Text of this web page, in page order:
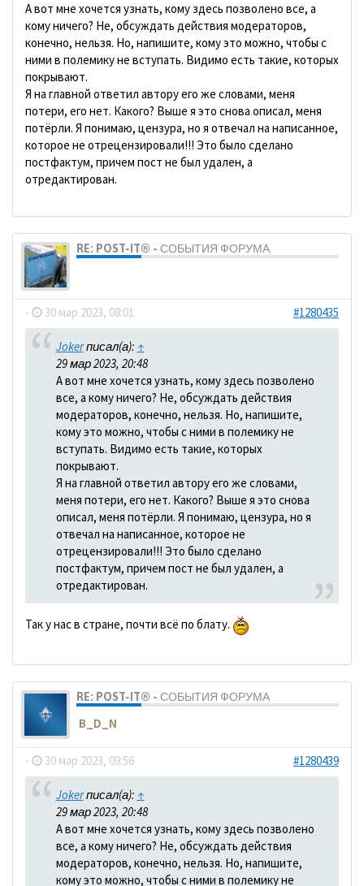
А вот мне хочется узнать, кому здесь позволено все, а
кому ничего? Не, обсуждать действия модераторов,
конечно, нельзя. Но, напишите, кому это можно, чтобы с
ними в полемику не вступать. Видимо есть такие, которых
покрывают.
Я на главной ответил автору его же словами, меня
потери, его нет. Какого? Выше я это снова описал, меня
потёрли. Я понимаю, цензура, но я отвечал на написанное,
которое не отрецензировали!!! Это было сделано
постфактум, причем пост не был удален, а
отредактирован.
RE: POST-IT® - СОБЫТИЯ ФОРУМА
- 30 мар 2023, 08:01 #1280435
Jokerписал(а): ↑
29 мар 2023, 20:48
А вот мне хочется узнать, кому здесь позволено
все, а кому ничего? Не, обсуждать действия
модераторов, конечно, нельзя. Но, напишите,
кому это можно, чтобы с ними в полемику не
вступать. Видимо есть такие, которых
покрывают.
Я на главной ответил автору его же словами,
меня потери, его нет. Какого? Выше я это снова
описал, меня потёрли. Я понимаю, цензура, но я
отвечал на написанное, которое не
отрецензировали!!! Это было сделано
постфактум, причем пост не был удален, а
отредактирован.
Так у нас в стране, почти всё по блату.
RE: POST-IT® - СОБЫТИЯ ФОРУМА
B_D_N
- 30 мар 2023, 09:56 #1280439
Jokerписал(а): ↑
29 мар 2023, 20:48
А вот мне хочется узнать, кому здесь позволено
все, а кому ничего? Не, обсуждать действия
модераторов, конечно, нельзя. Но, напишите,
кому это можно, чтобы с ними в полемику не